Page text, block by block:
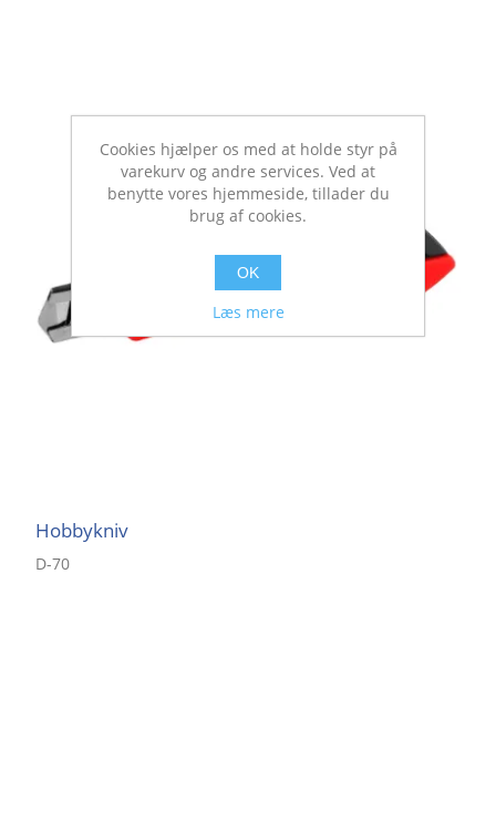
Hobbykniv
D-70
Cookies hjælper os med at holde styr på
varekurv og andre services. Ved at
benytte vores hjemmeside, tillader du
brug af cookies.
OK
Læs mere